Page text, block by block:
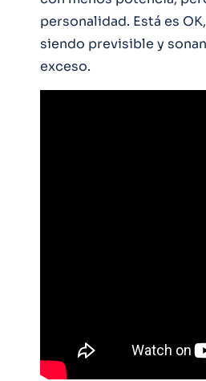
personalidad. Está es
siendo previsible y
exceso.